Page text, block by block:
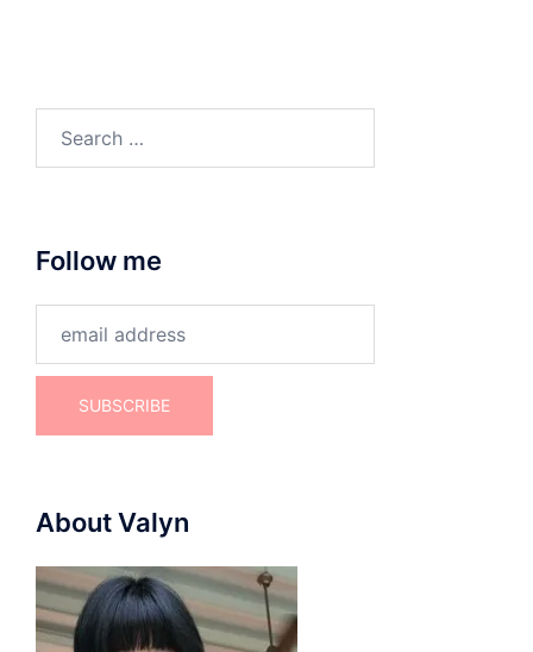
for:
Follow me
About Valyn